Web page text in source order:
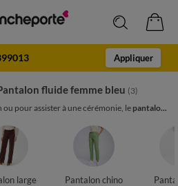
Appliquer
fluide femme bleu (3)
pour assister à une cérémonie, le pantalo...
large Pantalon chino